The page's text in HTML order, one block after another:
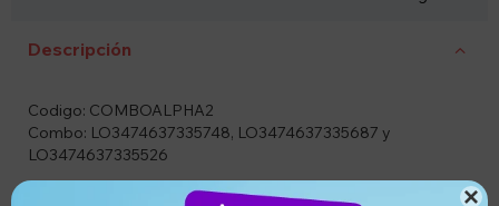

Descripción
Codigo: COMBOALPHA2
Combo: LO3474637335748, LO3474637335687 y
LO3474637335526